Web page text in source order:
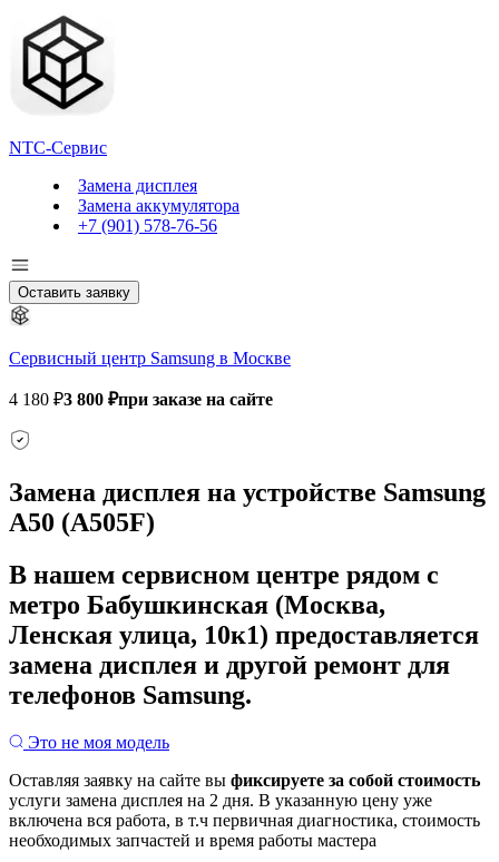
NTC-Сервис
Замена дисплея
Замена аккумулятора
+7 (901) 578-76-56
Оставить заявку
Сервисный центр Samsung в Москве
4 180 ₽3 800 ₽при заказе на сайте
Замена дисплея на устройстве Samsung
A50 (A505F)
В нашем сервисном центре рядом с
метро Бабушкинская (Москва,
Ленская улица, 10к1) предоставляется
замена дисплея и другой ремонт для
телефонов Samsung.
Это не моя модель
Оставляя заявку на сайте вы фиксируете за собой стоимость
услуги замена дисплея на 2 дня. В указанную цену уже
включена вся работа, в т.ч первичная диагностика, стоимость
необходимых запчастей и время работы мастера